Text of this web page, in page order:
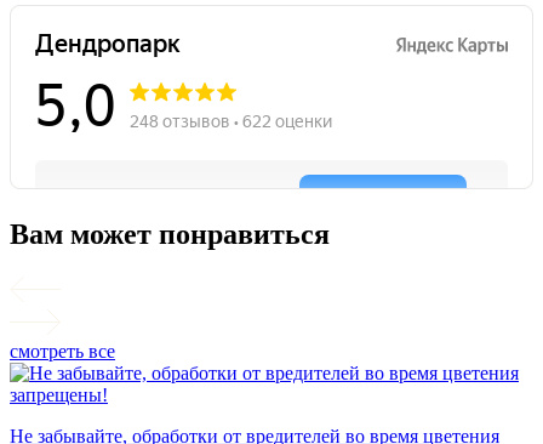
Вам может понравиться
смотреть все
Не забывайте, обработки от вредителей во время цветения